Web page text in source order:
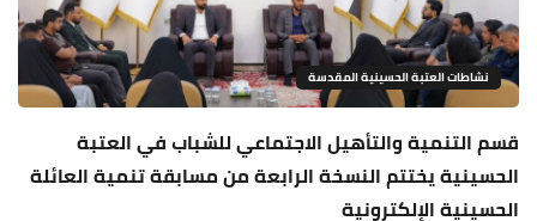
نشاطات العتبة الحسينية المقدسة
قسم التنمية والتأهيل الاجتماعي للشباب في العتبة
الحسينية يختتم النسخة الرابعة من مسابقة تنمية العائلة
الحسينية الإلكترونية